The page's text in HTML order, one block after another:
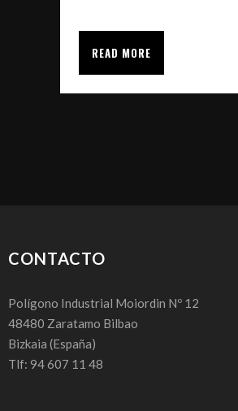
READ MORE
CONTACTO
Polígono Industrial Moiordin Nº 12
48480 Zaratamo Bilbao
Bizkaia (España)
Tlf: 94 607 11 48